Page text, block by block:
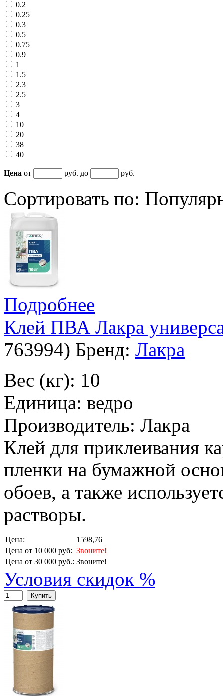
0.2
0.25
0.3
0.5
0.75
0.9
1
1.5
2.3
2.5
3
4
10
20
38
40
Цена от руб. до руб.
Сортировать по:
Подробнее
Клей ПВА Лакра
763994) Бренд: Лакра
Вес (кг): 10
Единица: ведро
Производитель: Лакра
Клей для приклеивания
пленки на бумажной
обоев, а также
растворы.
Цена:
1598,76
Цена от 10 000 руб: Звоните!
Цена от 30 000 руб.: Звоните!
Условия скидок %
Купить